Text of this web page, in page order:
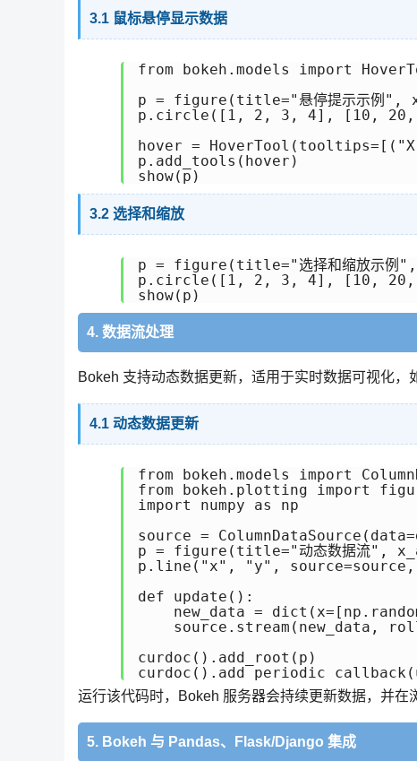
3.1 鼠标悬停显示数据
from bokeh.models import
p = figure(title="悬停提示示例",
p.circle([1, 2, 3, 4], [10, 20,
hover =
p.add_tools(hover)
show(p)
3.2 选择和缩放
p = figure(title="选择和缩放示例
p.circle([1, 2, 3, 4], [10, 20,
show(p)
4. 数据流处理
Bokeh 支持动态数据更新，适用于实时数据可视化，
4.1 动态数据更新
from bokeh.models import
from bokeh.plotting import
import numpy as np
source =
p = figure(title="动态数据流",
p.line("x", "y", source=source,
def update():
new_data =
source.stream(new_data,
curdoc().add_root(p)
运行该代码时，Bokeh 服务器会持续更新数据，并在
5. Bokeh 与 Pandas、Flask/Django 集成